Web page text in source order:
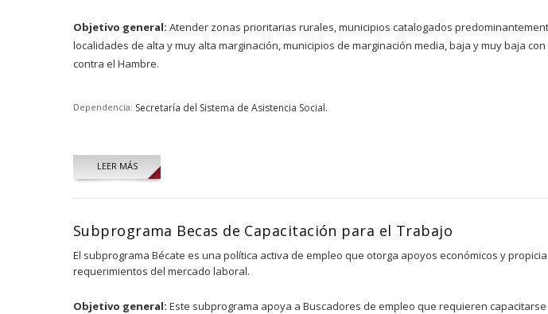
Objetivo general: Atender zonas prioritarias rurales, municipios catalogados
localidades de alta y muy alta marginación, municipios de marginación media, baja y muy baja
contra el Hambre.
Dependencia: Secretaría del Sistema de Asistencia Social.
LEER MÁS
Subprograma Becas de Capacitación para el Trabajo
El subprograma Bécate es una política activa de empleo que otorga apoyos económicos y
requerimientos del mercado laboral.
Objetivo general: Este subprograma apoya a Buscadores de empleo que requieren